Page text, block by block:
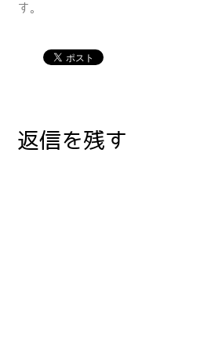
す。
返信を残す